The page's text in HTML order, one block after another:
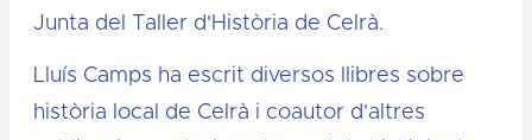
Junta del Taller d'Història de Celrà.
Lluís Camps ha escrit diversos llibres sobre
història local de Celrà i coautor d'altres